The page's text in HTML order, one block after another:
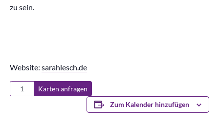
zu sein.
Website: sarahlesch.de
Karten anfragen
Zum Kalender hinzufügen